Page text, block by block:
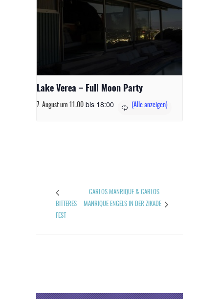
Lake Verea – Full Moon Party
7. August um 11:00 bis 18:00
BITTERES
FEST
CARLOS MANRIQUE & CARLOS
MANRIQUE ENGELS IN DER ZIKADE